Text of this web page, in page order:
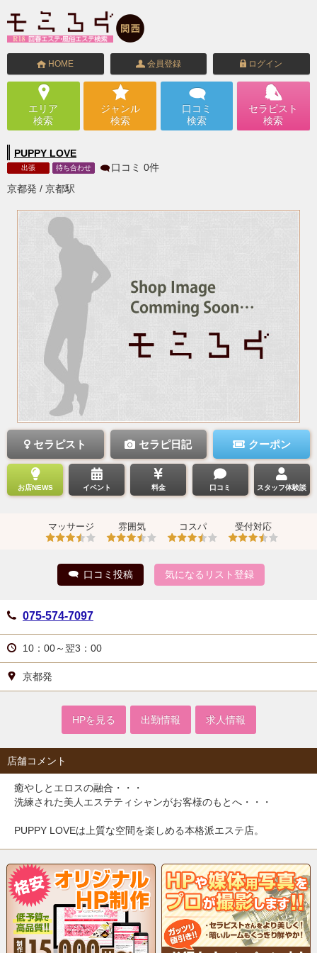
HOME 会員登録 ログイン
エリア
検索
ジャンル
検索
口コミ
検索
セラピスト
検索
PUPPY LOVE
出張 待ち合わせ 口コミ 0件
京都発 / 京都駅
セラピスト セラピ日記 クーポン
お店NEWS イベント 料金 口コミ スタッフ体験談
マッサージ 雰囲気 コスパ 受付対応
口コミ投稿 気になるリスト登録
075-574-7097
10：00～翌3：00
京都発
HPを見る 出勤情報 求人情報
店舗コメント
癒やしとエロスの融合・・・
洗練された美人エステティシャンがお客様のもとへ・・・
PUPPY LOVEは上質な空間を楽しめる本格派エステ店。
ル・ご自宅】へ伺います。
美人エステティシャンとの癒やしとエロスの快楽の世界・・・
極上のひとときをご堪能ください♪
当店は【スタンダードコースとハイブリットコース】という2つ
のコースがございます。